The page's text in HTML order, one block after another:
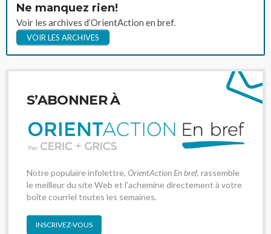
Ne manquez rien!
Voir les archives d’OrientAction en bref.
VOIR LES ARCHIVES
S’ABONNER À
Notre populaire infolettre, OrientAction En bref, rassemble
le meilleur du site Web et l'achemine directement à votre
boîte courriel toutes les semaines.
INSCRIVEZ-VOUS